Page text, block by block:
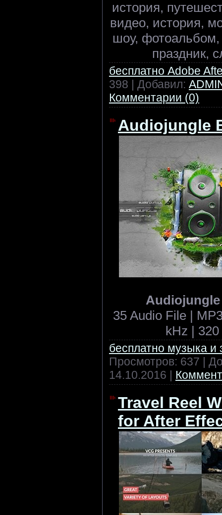
история,
видео, история,
шоу, фотоальбом,
праздник,
бесплатно Adobe
398 | Добавил:
Комментарии (0)
Audiojungle
Audiojungle
35 Audio File |
kHz |
бесплатно музыка и
Просмотров: 637 |
14.10.2016
Travel Reel
for After